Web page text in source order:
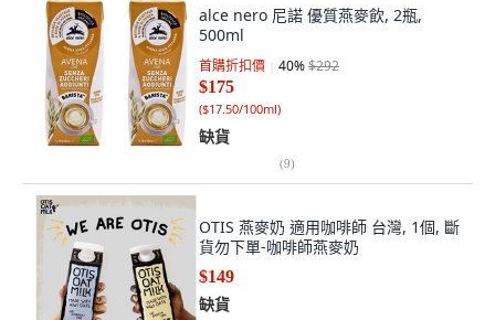
alce nero 尼諾 優質燕麥飲, 2瓶,
500ml
首購折扣價 40%$292
$175
($17.50/100ml)
缺貨
(9)
OTIS 燕麥奶 適用咖啡師 台灣, 1個, 斷
貨勿下單-咖啡師燕麥奶
$149
缺貨